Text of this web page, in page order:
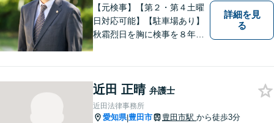
【元検事】【第２・第４土曜
日対応可能】【駐車場あり】
秋霜烈日を胸に検事を８年，
添い，「この地域」の方々の
悩みに対して一緒に解決を目
指したいと思います。お待ち
詳細を見
る
近田 正晴 弁護士
近田法律事務所
愛知県|豊田市 豊田市駅 から徒歩3分